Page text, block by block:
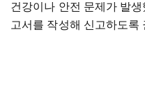
건강이나 안전 문제가 발
고서를 작성해 신고하도록